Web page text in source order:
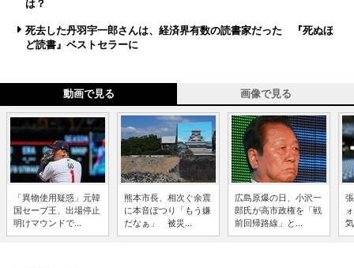
は？
死去した丹羽宇一郎さんは、経済界有数の読書家だった 『死ぬほ
ど読書』ベストセラーに
動画で見る 画像で見る
「異物使用疑惑」元韓
国セーブ王、出場停止
明けマウンドで...
熊本市長、相次ぐ余震
に本音ぽつり「もう嫌
だなぁ」 被災...
広島原爆の日、小沢一
郎氏が高市政権を「戦
前回帰路線」と...